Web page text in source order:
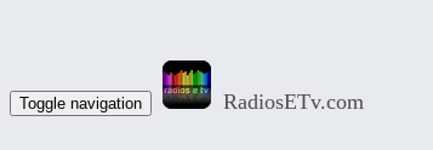
Toggle navigation RadiosETv.com